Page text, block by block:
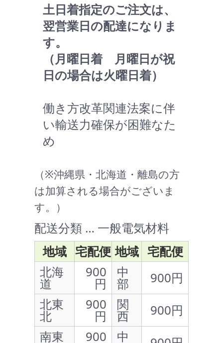
土日着指定のご注文は、
翌営業日の配達になりま
す。
（月曜日着 月曜日が祝
日の場合は火曜日着）
働き方改革関連法案に伴
い輸送力確保が困難なた
め
（※沖縄県・北海道・離島の方
は加算される場合がございま
す。）
配送分類 … 一般電気材料
地域 宅配便 地域 宅配便
北海
道
900
円
中
部
900円
北東
北
900
円
関
西
900円
南東
900 中